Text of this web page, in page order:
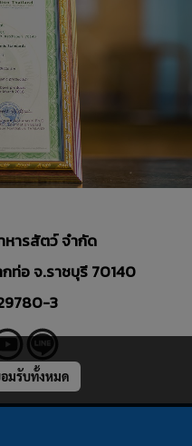
หารสัตว์ จำกัด
ท่อ จ.ราชบุรี 70140
3
มรับทั้งหมด